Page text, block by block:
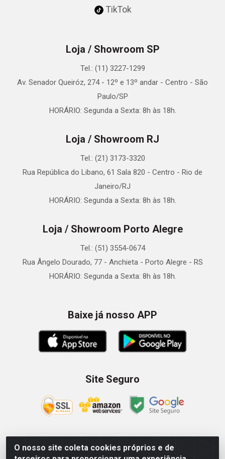
O nosso site coleta cookies próprios e de
TikTok
Loja / Showroom SP
Tel.: (11) 3227-1299
Av. Senador Queiróz, 274 - 12º e 13º andar - Centro - São
Paulo/SP
HORÁRIO: Segunda a Sexta: 8h às 18h.
Loja / Showroom RJ
Tel.: (21) 3173-3320
Rua República do Libano, 61 Sala 820 - Centro - Rio de
Janeiro/RJ
HORÁRIO: Segunda a Sexta: 8h às 18h.
Loja / Showroom Porto Alegre
Tel.: (51) 3554-0674
Rua Ângelo Dourado, 77 - Anchieta - Porto Alegre - RS
HORÁRIO: Segunda a Sexta: 8h às 18h.
Baixe já nosso APP
Site Seguro
Zein Importação e Comércio LTDA - Av. Senador Queiróz, 274